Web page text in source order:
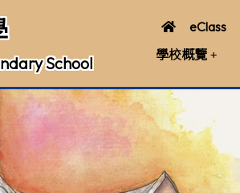
School
eClass
學校概覽